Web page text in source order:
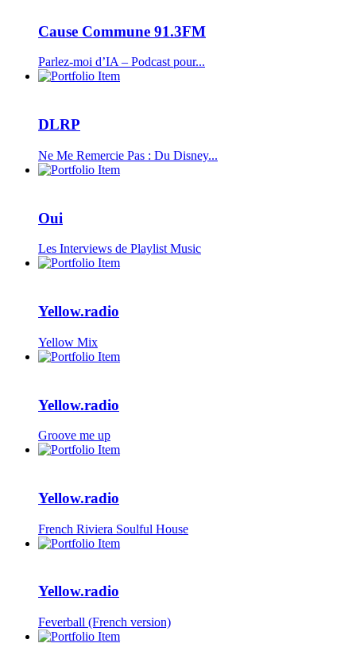
Cause Commune 91.3FM
Parlez-moi d’IA – Podcast pour...
DLRP
Ne Me Remercie Pas : Du Disney...
Oui
Les Interviews de Playlist Music
Yellow.radio
Yellow Mix
Yellow.radio
Groove me up
Yellow.radio
French Riviera Soulful House
Yellow.radio
Feverball (French version)